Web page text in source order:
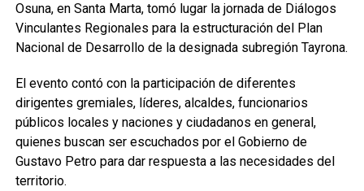
Osuna, en Santa Marta, tomó lugar la jornada de Diálogos
Vinculantes Regionales para la estructuración del Plan
Nacional de Desarrollo de la designada subregión Tayrona.
El evento contó con la participación de diferentes
dirigentes gremiales, líderes, alcaldes, funcionarios
públicos locales y naciones y ciudadanos en general,
quienes buscan ser escuchados por el Gobierno de
Gustavo Petro para dar respuesta a las necesidades del
territorio.